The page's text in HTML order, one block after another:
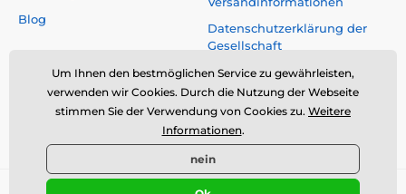
Blog
Datenschutzerklärung der
Gesellschaft
Reklamationen und Rücktritt
vom Vertrag
Sicherheit und Qualität ohne
Kompromisse
Um Ihnen den bestmöglichen Service zu gewährleisten,
verwenden wir Cookies. Durch die Nutzung der Webseite
stimmen Sie der Verwendung von Cookies zu. Weitere
Informationen.
nein